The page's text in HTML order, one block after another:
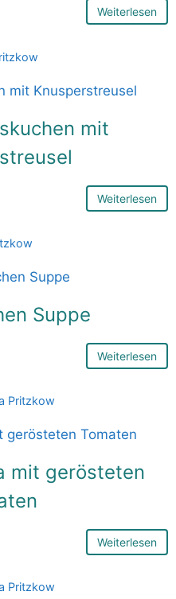
Weiterlesen
mit
Weiterlesen
Suppe
Weiterlesen
Pritzkow
mit gerösteten
Weiterlesen
Pritzkow